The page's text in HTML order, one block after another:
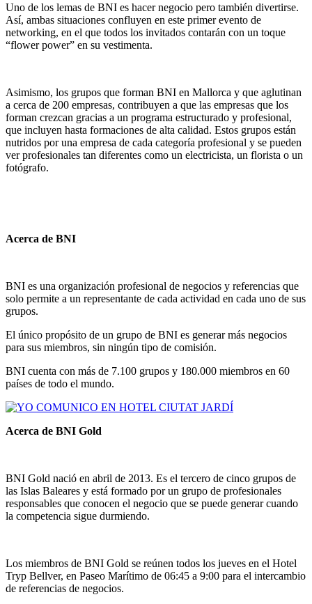
Uno de los lemas de BNI es hacer negocio pero también divertirse.
Así, ambas situaciones confluyen en este primer evento de
networking, en el que todos los invitados contarán con un toque
“flower power” en su vestimenta.
Asimismo, los grupos que forman BNI en Mallorca y que aglutinan
a cerca de 200 empresas, contribuyen a que las empresas que los
forman crezcan gracias a un programa estructurado y profesional,
que incluyen hasta formaciones de alta calidad. Estos grupos están
nutridos por una empresa de cada categoría profesional y se pueden
ver profesionales tan diferentes como un electricista, un florista o un
fotógrafo.
Acerca de BNI
BNI es una organización profesional de negocios y referencias que
solo permite a un representante de cada actividad en cada uno de sus
grupos.
El único propósito de un grupo de BNI es generar más negocios
para sus miembros, sin ningún tipo de comisión.
BNI cuenta con más de 7.100 grupos y 180.000 miembros en 60
países de todo el mundo.
Acerca de BNI Gold
BNI Gold nació en abril de 2013. Es el tercero de cinco grupos de
las Islas Baleares y está formado por un grupo de profesionales
responsables que conocen el negocio que se puede generar cuando
la competencia sigue durmiendo.
Los miembros de BNI Gold se reúnen todos los jueves en el Hotel
Tryp Bellver, en Paseo Marítimo de 06:45 a 9:00 para el intercambio
de referencias de negocios.